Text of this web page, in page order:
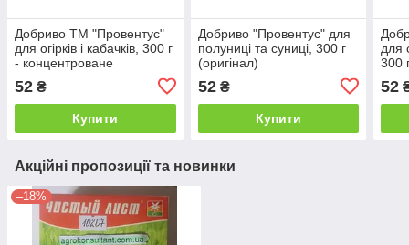
Добриво ТМ "Провентус"
для огірків і кабачків, 300 г
- концентроване
оригінал
52 ₴
Купити
Добриво "Провентус" для
полуниці та суниці, 300 г
(оригінал)
52₴
Купити
для
300
52
Акційні пропозиції та новинки
–18%